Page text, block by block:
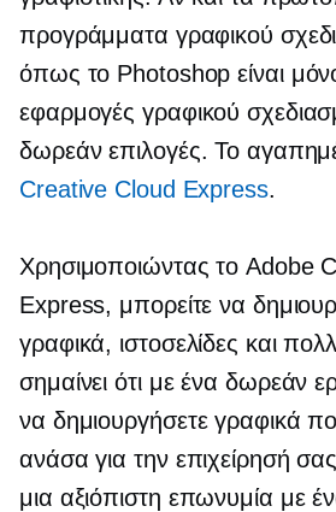
προγράμματα γραφικού
όπως το Photoshop είναι
εφαρμογές γραφικού
δωρεάν επιλογές. Το
Creative Cloud Express.
Χρησιμοποιώντας το Adobe
Express, μπορείτε να
γραφικά, ιστοσελίδες και
σημαίνει ότι με ένα δωρεάν
να δημιουργήσετε γραφικά
ανάσα για την επιχείρησή
μια αξιόπιστη επωνυμία με